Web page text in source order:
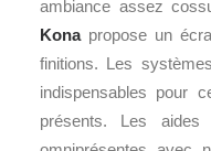
ambiance assez
Konapropose un
finitions. Les
indispensables pour
présents. Les